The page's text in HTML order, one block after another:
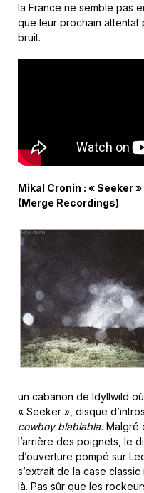
la France ne semble pas
que leur prochain
bruit.
Mikal Cronin : « Seeker »
(Merge Recordings)
un cabanon de Idyllwild
« Seeker », disque
cowboy blablabla. Malgré
l’arrière des poignets, le
d’ouverture pompé sur
s’extrait de la case
là. Pas sûr que les